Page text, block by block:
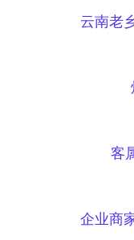
云南老
客
企业商